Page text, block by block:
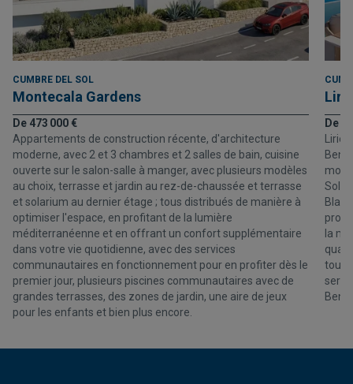
CUMBRE DEL SOL
Montecala Gardens
De 473 000 €
Appartements de construction récente, d'architecture
moderne, avec 2 et 3 chambres et 2 salles de bain, cuisine
ouverte sur le salon-salle à manger, avec plusieurs modèles
au choix, terrasse et jardin au rez-de-chaussée et terrasse
et solarium au dernier étage ; tous distribués de manière à
optimiser l'espace, en profitant de la lumière
méditerranéenne et en offrant un confort supplémentaire
dans votre vie quotidienne, avec des services
communautaires en fonctionnement pour en profiter dès le
premier jour, plusieurs piscines communautaires avec de
grandes terrasses, des zones de jardin, une aire de jeux
pour les enfants et bien plus encore.
De 1
Sol,
la
tout